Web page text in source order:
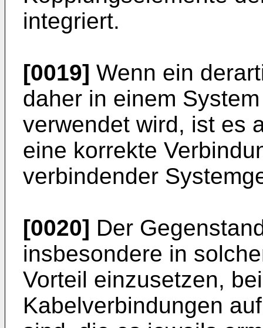
integriert.
[0019] Wenn ein
daher in einem
verwendet wird, ist es
eine korrekte
verbindender
[0020] Der
insbesondere in
Vorteil einzusetzen,
Kabelverbindungen